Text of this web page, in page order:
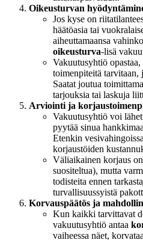
Oikeusturvan
Jos kyse on
häätöasia tai
aiheuttamaansa
oikeusturva-lisä
Vakuutusyhtiö
toimenpiteitä tarvitaan,
Saatat joutua
tarjouksia tai laskuja
Arviointi ja
Vakuutusyhtiö voi
pyytää sinua
Etenkin
korjaustöiden
Väliaikainen korjaus
suositeltua), mutta
todisteita ennen
turvallisuussyistä
Korvauspäätös ja
Kun kaikki tarvittavat
vakuutusyhtiö antaa
vaiheessa näet,